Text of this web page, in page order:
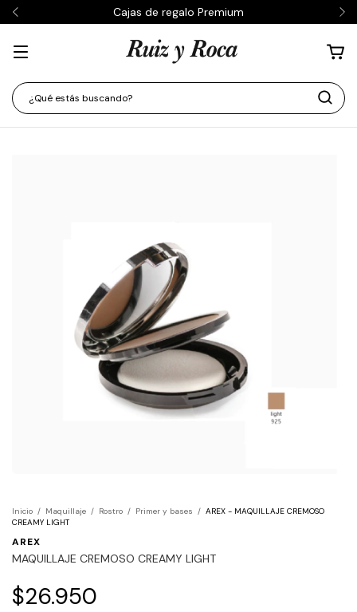
Cajas de regalo Premium
Inicio / Maquillaje / Rostro / Primer y bases / AREX - MAQUILLAJE CREMOSO
CREAMY LIGHT
AREX
MAQUILLAJE CREMOSO CREAMY LIGHT
$26.950